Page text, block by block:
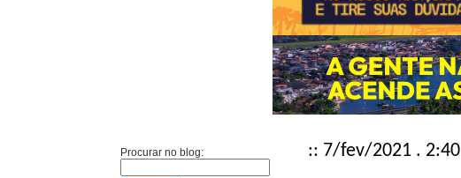
Procurar no blog: :: 7/fev/2021 . 2:40